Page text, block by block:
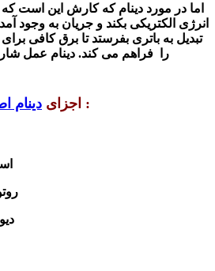
اما در مورد دینام که کار ش این است که
انرژی الکتریکی بکند و جریان به وجود
تبدیل به باتری بفرستد تا برق کافی
را فراهم می کند. دینام عمل
اجزای دینام :
3-
4-